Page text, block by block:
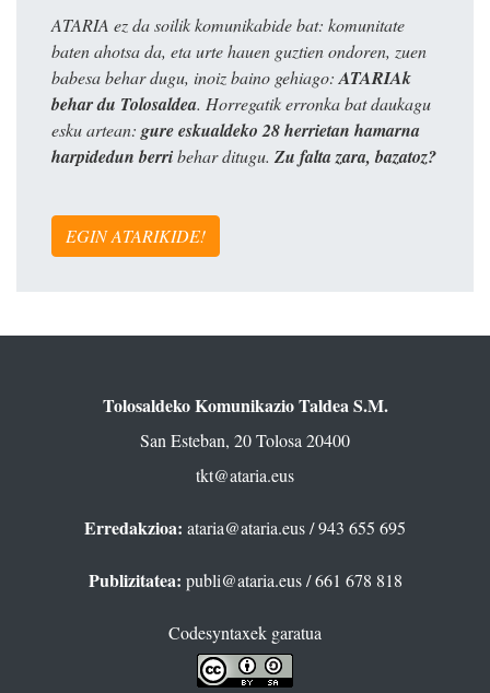
ATARIA ez da soilik komunikabide bat: komunitate
baten ahotsa da, eta urte hauen guztien ondoren, zuen
babesa behar dugu, inoiz baino gehiago:ATARIAk
behar du Tolosaldea. Horregatik erronka bat daukagu
esku artean: gure eskualdeko 28 herrietan hamarna
harpidedun berribehar ditugu. Zu falta zara, bazatoz?
EGIN ATARIKIDE!
Tolosaldeko Komunikazio Taldea S.M.
San Esteban, 20 Tolosa 20400
tkt@ataria.eus
Erredakzioa: ataria@ataria.eus/ 943 655 695
Publizitatea: publi@ataria.eus/ 661 678 818
Codesyntaxek garatua